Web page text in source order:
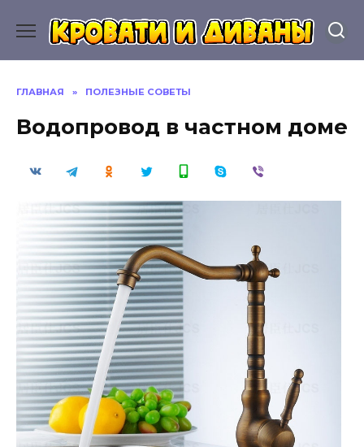
содержанию
ГЛАВНАЯ » ПОЛЕЗНЫЕ СОВЕТЫ
Водопровод в частном доме